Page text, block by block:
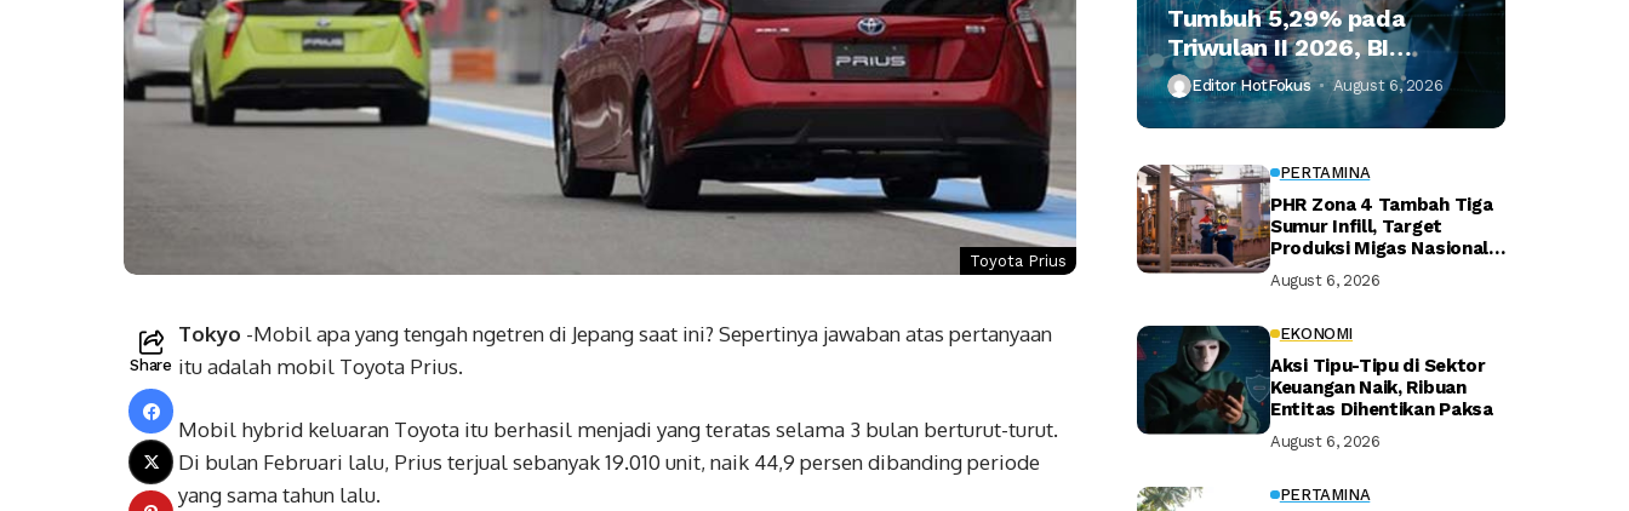
Toyota Prius
Share
Tokyo -Mobil apa yang tengah ngetren di Jepang saat ini? Sepertinya jawaban atas pertanyaan
itu adalah mobil Toyota Prius.
Mobil hybrid keluaran Toyota itu berhasil menjadi yang teratas selama 3 bulan berturut-turut.
Di bulan Februari lalu, Prius terjual sebanyak 19.010 unit, naik 44,9 persen dibanding periode
yang sama tahun lalu.
Tumbuh 5,29% pada
Triwulan II 2026, BI
Optimistis Target Tahunan
Tercapai
Editor HotFokus August 6, 2026
PERTAMINA
PHR Zona 4 Tambah Tiga
Sumur Infill, Target
Produksi Migas Nasional
August 6, 2026
EKONOMI
Aksi Tipu-Tipu di Sektor
Keuangan Naik, Ribuan
Entitas Dihentikan Paksa
August 6, 2026
PERTAMINA